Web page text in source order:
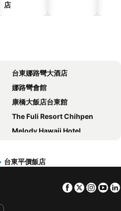
店
台東娜路彎大酒店
娜路彎會館
康橋大飯店台東館
The Fuli Resort Chihpen
Melody Hawaii Hotel
Dong Tair Spa Hotel
台東平價飯店
Facebook
Twitter